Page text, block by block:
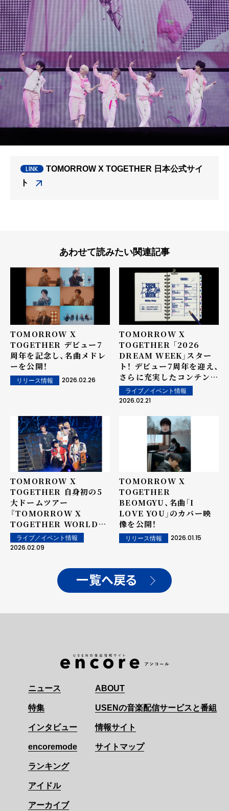
TOMORROW X TOGETHER 日本公式サイ
ト
あわせて読みたい関連記事
TOMORROW X
TOGETHER デビュー7
周年を記念し、名曲メドレ
ーを公開！
リリース情報 2026.02.26
TOMORROW X
TOGETHER 「2026
DREAM WEEK」スター
ト！ デビュー7周年を迎え、
さらに充実したコンテンツ
が登場！
ライブ／イベント情報
2026.02.21
TOMORROW X
TOGETHER 自身初の5
大ドームツアー
『TOMORROW X
TOGETHER WORLD
TOUR ＜ACT :
TOMORROW＞ IN
ライブ／イベント情報
2026.02.09
TOMORROW X
TOGETHER
BEOMGYU、名曲「I
LOVE YOU」のカバー映
像を公開！
リリース情報 2026.01.15
一覧へ戻る
ニュース
特集
インタビュー
encoremode
ランキング
アイドル
アーカイブ
ABOUT
USENの音楽配信サービスと番組
情報サイト
サイトマップ